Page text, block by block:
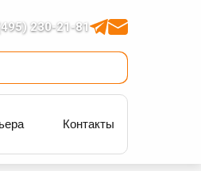
230-21-81
Контакты